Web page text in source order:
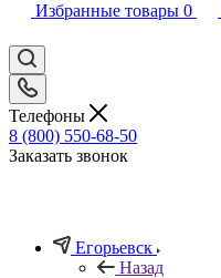
Избранные товары 0
Телефоны
8 (800) 550-68-50
Заказать звонок
Егорьевск
Назад